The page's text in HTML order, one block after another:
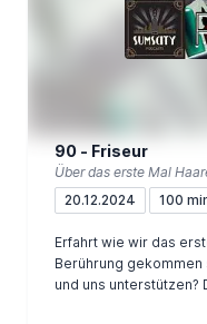
90 - Friseur
20.12.2024
100
Erfahrt wie wir das
Berührung gekommen sind. Du willst mehr von
und uns unterstützen?